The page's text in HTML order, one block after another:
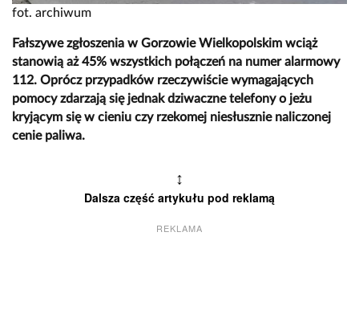
fot. archiwum
Fałszywe zgłoszenia w Gorzowie Wielkopolskim wciąż
stanowią aż 45% wszystkich połączeń na numer alarmowy
112. Oprócz przypadków rzeczywiście wymagających
pomocy zdarzają się jednak dziwaczne telefony o jeżu
kryjącym się w cieniu czy rzekomej niesłusznie naliczonej
cenie paliwa.
↕
Dalsza część artykułu pod reklamą
REKLAMA